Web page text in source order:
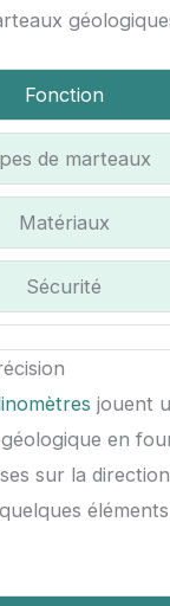
Fonction
de marteaux
Matériaux
Sécurité
jouent
en
sur la